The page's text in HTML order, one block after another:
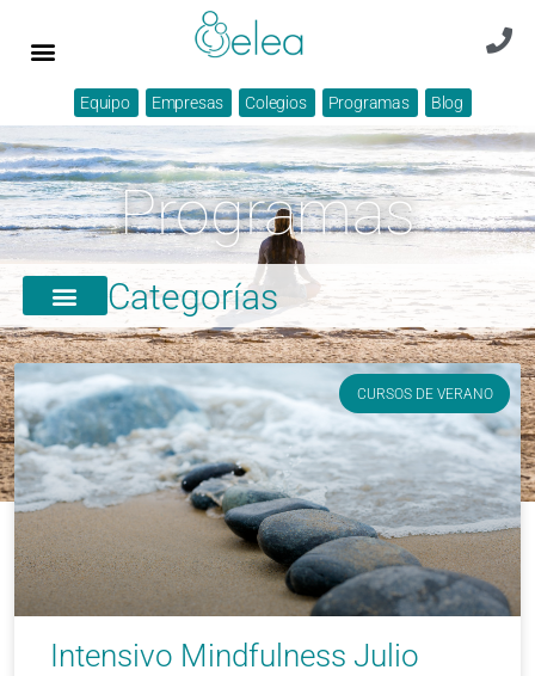
Equipo Empresas Colegios Programas Blog
Programas
Categorías
CURSOS DE VERANO
Intensivo Mindfulness Julio